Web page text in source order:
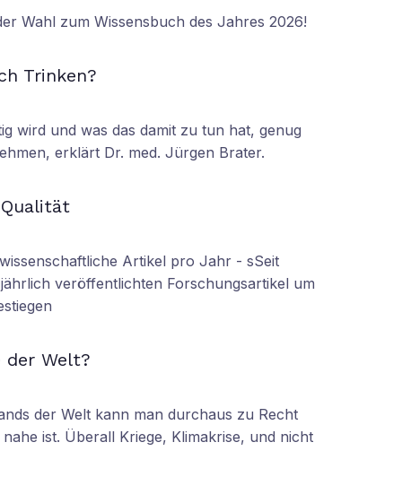
Wahl zum Wissensbuch des Jahres 2026!
Trinken?
wird und was das damit zu tun hat, genug
erklärt Dr. med. Jürgen Brater.
Artikel pro Jahr - sSeit
veröffentlichten Forschungsartikel um
der Welt?
der Welt kann man durchaus zu Recht
ist. Überall Kriege, Klimakrise, und nicht